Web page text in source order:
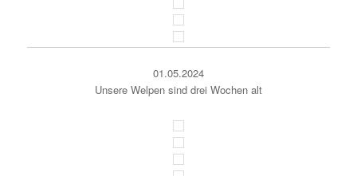
01.05.2024
Unsere Welpen sind drei Wochen alt